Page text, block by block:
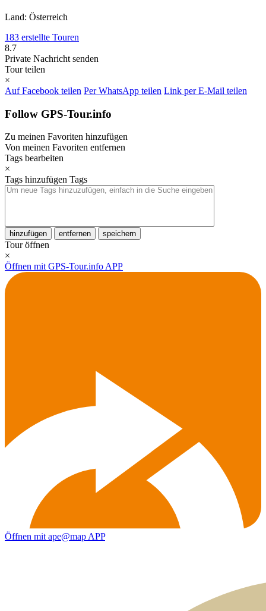
Land: Österreich
183 erstellte Touren
8.7
Private Nachricht senden
Tour teilen
×
Auf Facebook teilen Per WhatsApp teilen Link per E-Mail teilen
Follow GPS-Tour.info
Zu meinen Favoriten hinzufügen
Von meinen Favoriten entfernen
Tags bearbeiten
×
Tags hinzufügen Tags
hinzufügen entfernen speichern
Tour öffnen
×
Öffnen mit GPS-Tour.info APP
Öffnen mit ape@map APP